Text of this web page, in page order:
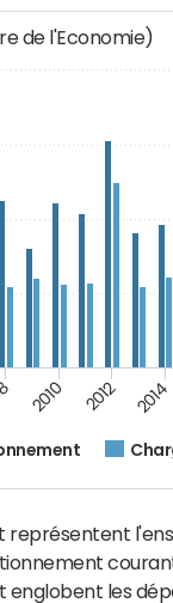
de l'Economie)
2010 2012 2014
représentent
les